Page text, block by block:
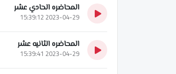
المحاضره الحادي عشر
2023-04-29 15:39:12
المحاضره الثانيه عشر
2023-04-29 15:39:41